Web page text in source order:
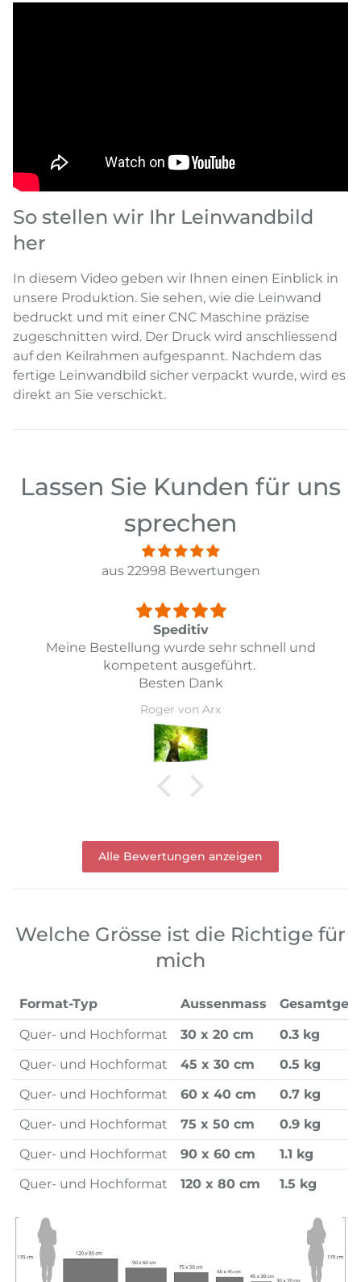
So stellen wir Ihr Leinwandbild
her
In diesem Video geben wir Ihnen einen Einblick in
unsere Produktion. Sie sehen, wie die Leinwand
bedruckt und mit einer CNC Maschine präzise
zugeschnitten wird. Der Druck wird anschliessend
auf den Keilrahmen aufgespannt. Nachdem das
fertige Leinwandbild sicher verpackt wurde, wird es
direkt an Sie verschickt.
Lassen Sie Kunden für uns
sprechen
aus 22998 Bewertungen
Top
Top Lieferung und Preis Leistung
Daniel Guarda
Alle Bewertungen anzeigen
Welche Grösse ist die Richtige für
mich
Format-Typ Aussenmass
Quer- und Hochformat
30 x 20 cm
0.3 kg
Quer- und Hochformat
45 x 30 cm
0.5 kg
Quer- und Hochformat
60 x 40 cm
0.7 kg
Quer- und Hochformat
75 x 50 cm
0.9 kg
Quer- und Hochformat
90 x 60 cm
1.1 kg
Quer- und Hochformat
120 x 80 cm 1.5 kg